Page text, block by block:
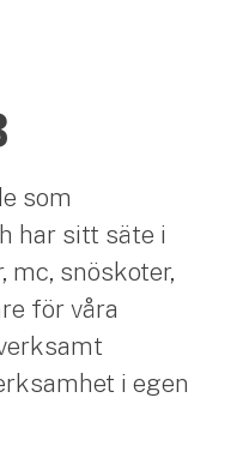
som
har sitt säte i
mc, snöskoter,
för våra
i egen